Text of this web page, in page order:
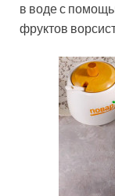
в воде с
фруктов